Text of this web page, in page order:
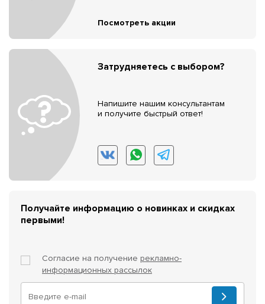
Посмотреть акции
Затрудняетесь с выбором?
Напишите нашим консультантам
и получите быстрый ответ!
Получайте информацию о новинках и скидках
первыми!
Согласие на получение рекламно-
информационных рассылок